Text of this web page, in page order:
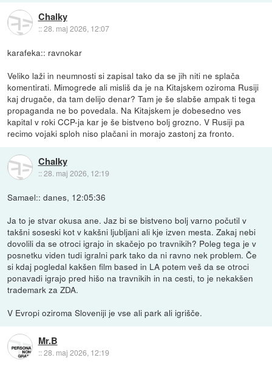
Chalky
::28. maj 2026, 12:07
karafeka:: ravnokar
Veliko laži in neumnosti si zapisal tako da se jih niti ne splača
komentirati. Mimogrede ali misliš da je na Kitajskem oziroma Rusiji
kaj drugače, da tam delijo denar? Tam je še slabše ampak ti tega
propaganda ne bo povedala. Na Kitajskem je dobesedno ves
kapital v roki CCP-ja kar je še bistveno bolj grozno. V Rusiji pa
recimo vojaki sploh niso plačani in morajo zastonj za fronto.
Chalky
::28. maj 2026, 12:19
Samael:: danes, 12:05:36
Ja to je stvar okusa ane. Jaz bi se bistveno bolj varno počutil v
takšni soseski kot v kakšni ljubljani ali kje izven mesta. Zakaj nebi
dovolili da se otroci igrajo in skačejo po travnikih? Poleg tega je v
posnetku viden tudi igralni park tako da ni ravno nek problem. Če
si kdaj pogledal kakšen film based in LA potem veš da se otroci
ponavadi igrajo pred hišo na travnikih in na cesti, to je nekakšen
trademark za ZDA.
V Evropi oziroma Sloveniji je vse ali park ali igrišče.
Mr.B
::28. maj 2026, 12:19